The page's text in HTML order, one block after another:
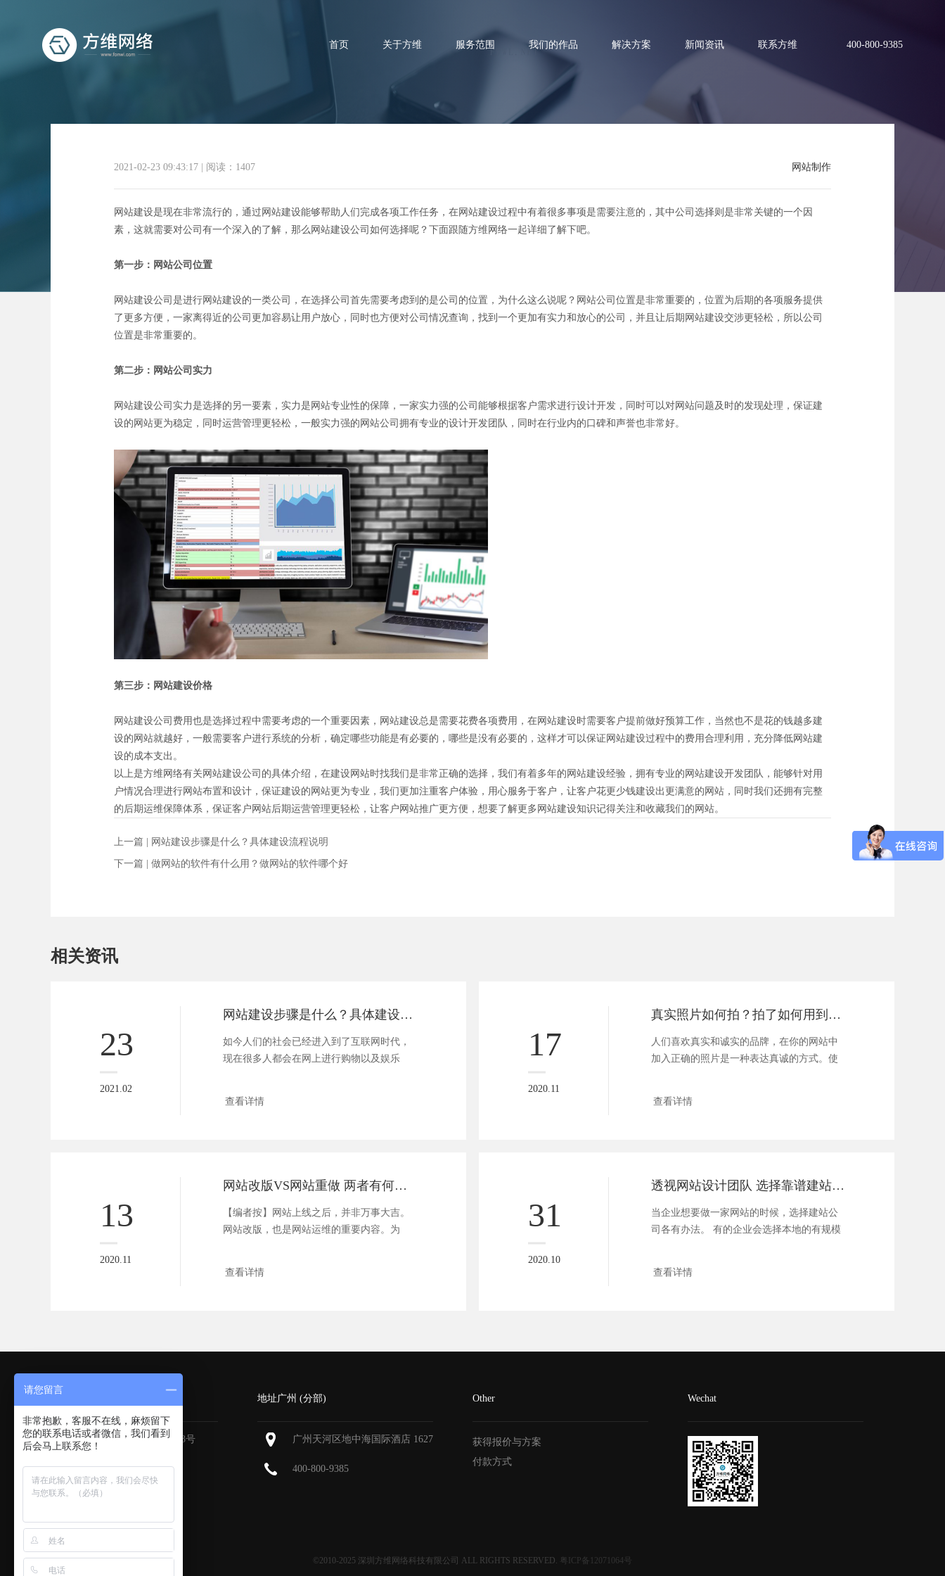
首页 关于方维 服务范围 我们的作品 解决方案 新闻资讯 联系方维 400-800-9385
网站建设公司如何选择？这样选择不会错
网站制作
2021-02-23 09:43:17 | 阅读：1407
网站建设是现在非常流行的，通过网站建设能够帮助人们完成各项工作任务，在网站建设过程中有着很多事项是需要注意的，其中公司选择则是非常关键的一个因
素，这就需要对公司有一个深入的了解，那么网站建设公司如何选择呢？下面跟随方维网络一起详细了解下吧。
第一步：网站公司位置
网站建设公司是进行网站建设的一类公司，在选择公司首先需要考虑到的是公司的位置，为什么这么说呢？网站公司位置是非常重要的，位置为后期的各项服务提供
了更多方便，一家离得近的公司更加容易让用户放心，同时也方便对公司情况查询，找到一个更加有实力和放心的公司，并且让后期网站建设交涉更轻松，所以公司
位置是非常重要的。
第二步：网站公司实力
网站建设公司实力是选择的另一要素，实力是网站专业性的保障，一家实力强的公司能够根据客户需求进行设计开发，同时可以对网站问题及时的发现处理，保证建
设的网站更为稳定，同时运营管理更轻松，一般实力强的网站公司拥有专业的设计开发团队，同时在行业内的口碑和声誉也非常好。
第三步：网站建设价格
网站建设公司费用也是选择过程中需要考虑的一个重要因素，网站建设总是需要花费各项费用，在网站建设时需要客户提前做好预算工作，当然也不是花的钱越多建
设的网站就越好，一般需要客户进行系统的分析，确定哪些功能是有必要的，哪些是没有必要的，这样才可以保证网站建设过程中的费用合理利用，充分降低网站建
设的成本支出。
以上是方维网络有关网站建设公司的具体介绍，在建设网站时找我们是非常正确的选择，我们有着多年的网站建设经验，拥有专业的网站建设开发团队，能够针对用
户情况合理进行网站布置和设计，保证建设的网站更为专业，我们更加注重客户体验，用心服务于客户，让客户花更少钱建设出更满意的网站，同时我们还拥有完整
的后期运维保障体系，保证客户网站后期运营管理更轻松，让客户网站推广更方便，想要了解更多网站建设知识记得关注和收藏我们的网站。
上一篇 | 网站建设步骤是什么？具体建设流程说明
下一篇 | 做网站的软件有什么用？做网站的软件哪个好
相关资讯
23
2021.02
网站建设步骤是什么？具体建设流程说明
如今人们的社会已经进入到了互联网时代，
现在很多人都会在网上进行购物以及娱乐
查看详情
17
2020.11
真实照片如何拍？拍了如何用到网站设计之中？
人们喜欢真实和诚实的品牌，在你的网站中
加入正确的照片是一种表达真诚的方式。使
查看详情
13
2020.11
网站改版VS网站重做 两者有何不同？
【编者按】网站上线之后，并非万事大吉。
网站改版，也是网站运维的重要内容。为
查看详情
31
2020.10
透视网站设计团队 选择靠谱建站公司
当企业想要做一家网站的时候，选择建站公
司各有办法。 有的企业会选择本地的有规模
查看详情
深圳福田区深南大道6013号
中国有色大厦
400-800-9385
地址广州 (分部)
广州天河区地中海国际酒店 1627
400-800-9385
Other
获得报价与方案
付款方式
Wechat
©2010-2025 深圳方维网络科技有限公司 ALL RIGHTS RESERVED. 粤ICP备12071064号
请您留言
非常抱歉，客服不在线，麻烦留下
您的联系电话或者微信，我们看到
后会马上联系您！